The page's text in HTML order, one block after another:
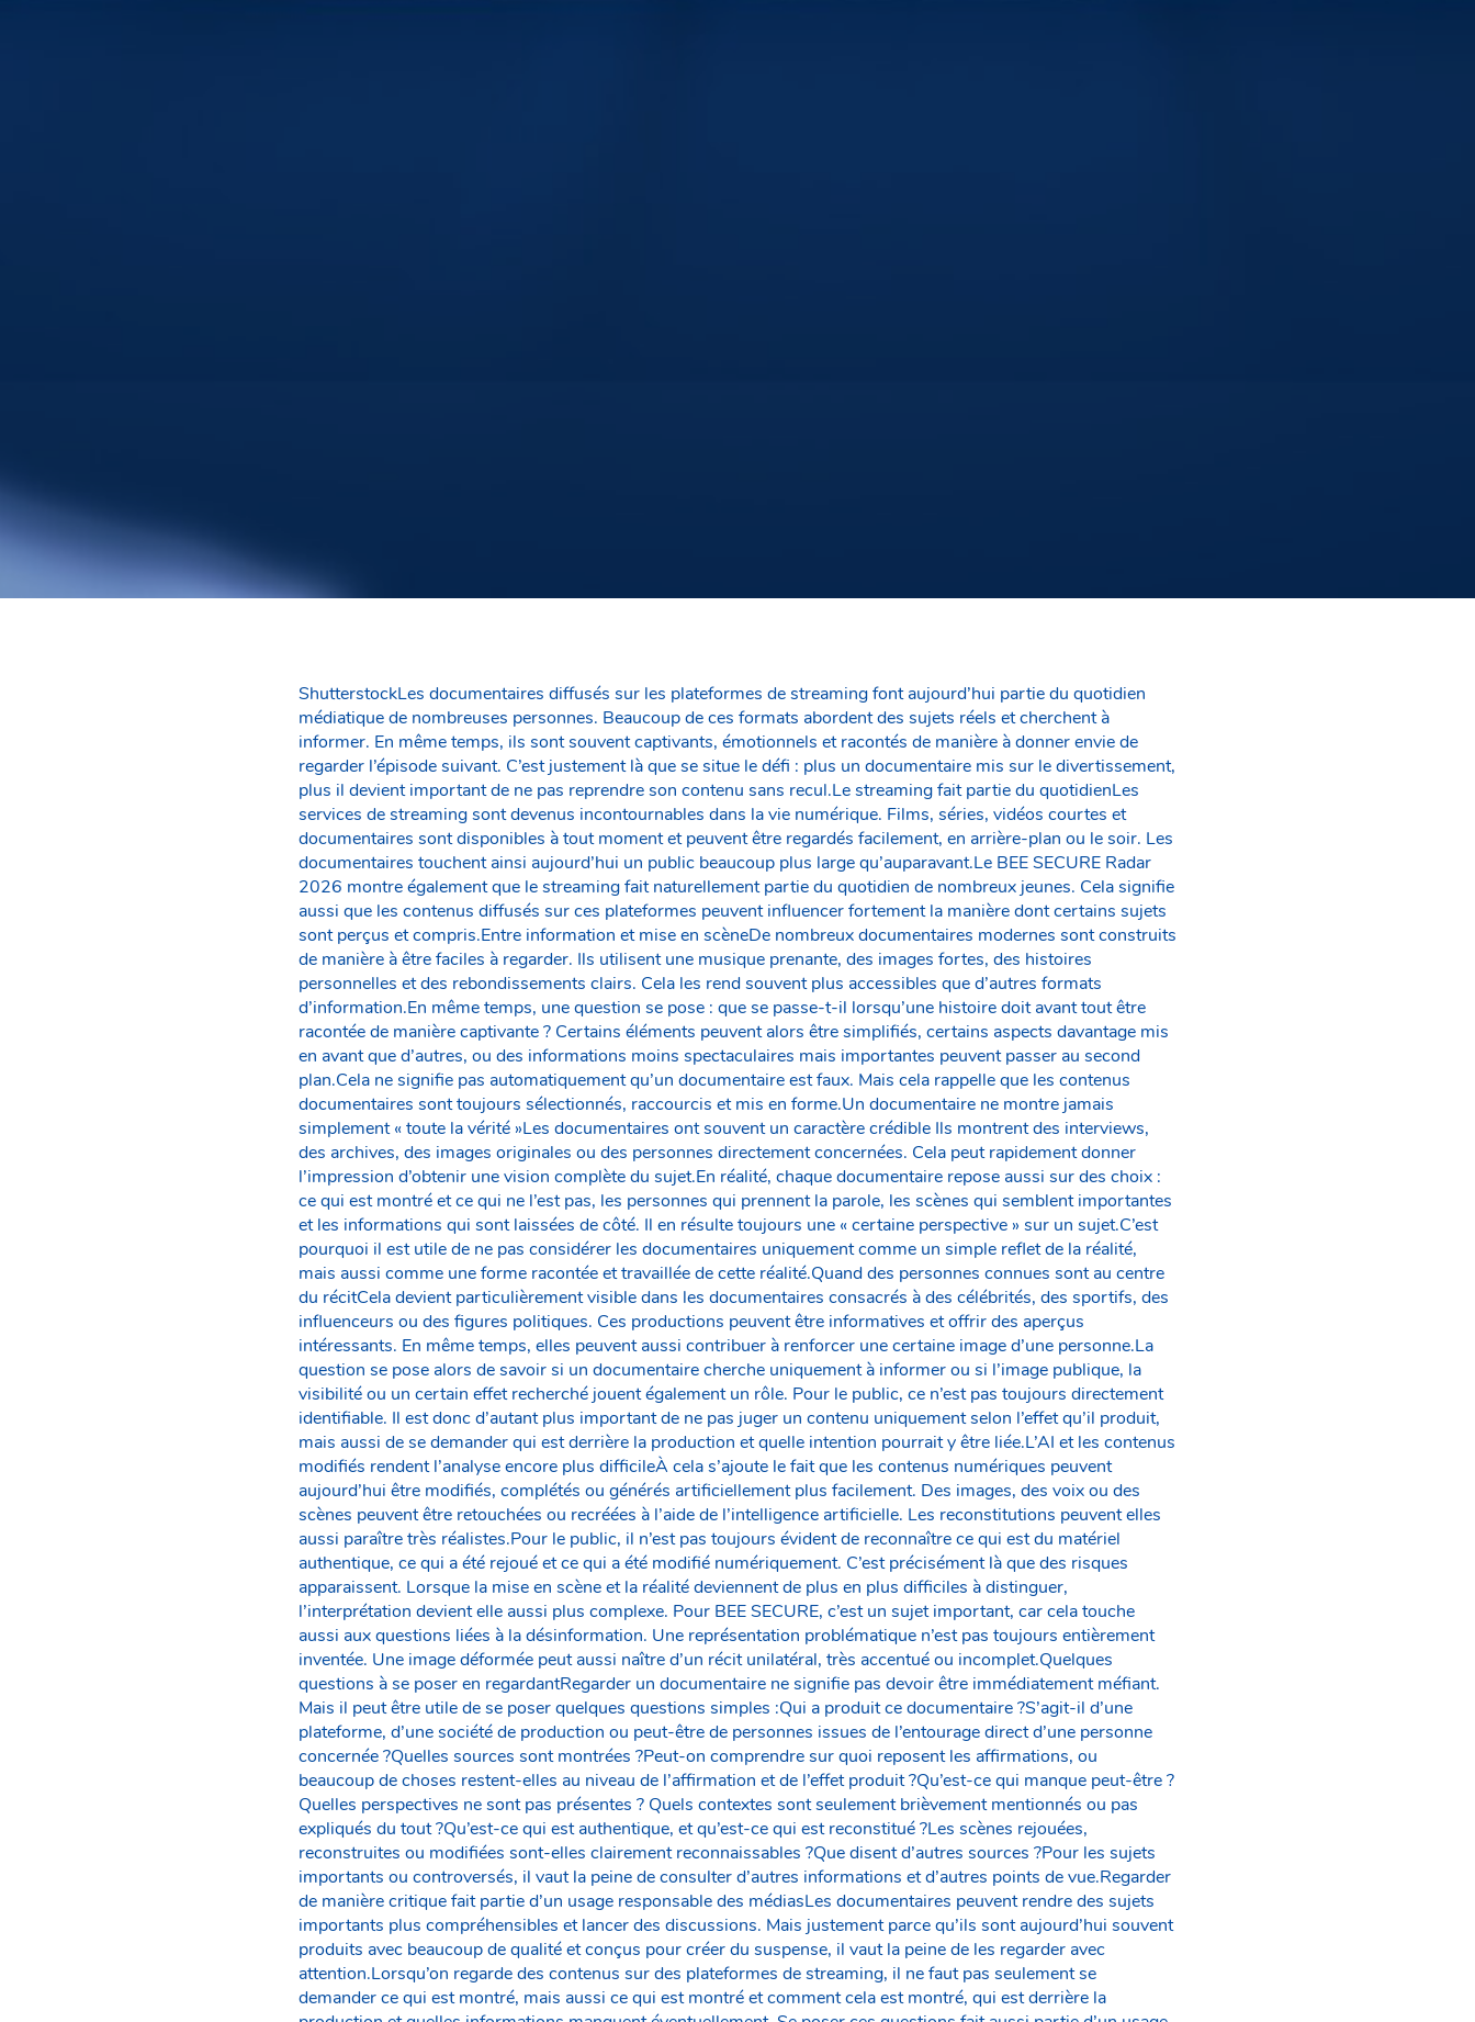
ShutterstockLes documentaires diffusés sur les plateformes de streaming font aujourd’hui partie du quotidien
médiatique de nombreuses personnes. Beaucoup de ces formats abordent des sujets réels et cherchent à
informer. En même temps, ils sont souvent captivants, émotionnels et racontés de manière à donner envie de
regarder l’épisode suivant. C’est justement là que se situe le défi : plus un documentaire mis sur le divertissement,
plus il devient important de ne pas reprendre son contenu sans recul.Le streaming fait partie du quotidienLes
services de streaming sont devenus incontournables dans la vie numérique. Films, séries, vidéos courtes et
documentaires sont disponibles à tout moment et peuvent être regardés facilement, en arrière-plan ou le soir. Les
documentaires touchent ainsi aujourd’hui un public beaucoup plus large qu’auparavant.Le BEE SECURE Radar
2026 montre également que le streaming fait naturellement partie du quotidien de nombreux jeunes. Cela signifie
aussi que les contenus diffusés sur ces plateformes peuvent influencer fortement la manière dont certains sujets
sont perçus et compris.Entre information et mise en scèneDe nombreux documentaires modernes sont construits
de manière à être faciles à regarder. Ils utilisent une musique prenante, des images fortes, des histoires
personnelles et des rebondissements clairs. Cela les rend souvent plus accessibles que d’autres formats
d’information.En même temps, une question se pose : que se passe-t-il lorsqu’une histoire doit avant tout être
racontée de manière captivante ? Certains éléments peuvent alors être simplifiés, certains aspects davantage mis
en avant que d’autres, ou des informations moins spectaculaires mais importantes peuvent passer au second
plan.Cela ne signifie pas automatiquement qu’un documentaire est faux. Mais cela rappelle que les contenus
documentaires sont toujours sélectionnés, raccourcis et mis en forme.Un documentaire ne montre jamais
simplement « toute la vérité »Les documentaires ont souvent un caractère crédible Ils montrent des interviews,
des archives, des images originales ou des personnes directement concernées. Cela peut rapidement donner
l’impression d’obtenir une vision complète du sujet.En réalité, chaque documentaire repose aussi sur des choix :
ce qui est montré et ce qui ne l’est pas, les personnes qui prennent la parole, les scènes qui semblent importantes
et les informations qui sont laissées de côté. Il en résulte toujours une « certaine perspective » sur un sujet.C’est
pourquoi il est utile de ne pas considérer les documentaires uniquement comme un simple reflet de la réalité,
mais aussi comme une forme racontée et travaillée de cette réalité.Quand des personnes connues sont au centre
du récitCela devient particulièrement visible dans les documentaires consacrés à des célébrités, des sportifs, des
influenceurs ou des figures politiques. Ces productions peuvent être informatives et offrir des aperçus
intéressants. En même temps, elles peuvent aussi contribuer à renforcer une certaine image d’une personne.La
question se pose alors de savoir si un documentaire cherche uniquement à informer ou si l’image publique, la
visibilité ou un certain effet recherché jouent également un rôle. Pour le public, ce n’est pas toujours directement
identifiable. Il est donc d’autant plus important de ne pas juger un contenu uniquement selon l’effet qu’il produit,
mais aussi de se demander qui est derrière la production et quelle intention pourrait y être liée.L’AI et les contenus
modifiés rendent l’analyse encore plus difficileÀ cela s’ajoute le fait que les contenus numériques peuvent
aujourd’hui être modifiés, complétés ou générés artificiellement plus facilement. Des images, des voix ou des
scènes peuvent être retouchées ou recréées à l’aide de l’intelligence artificielle. Les reconstitutions peuvent elles
aussi paraître très réalistes.Pour le public, il n’est pas toujours évident de reconnaître ce qui est du matériel
authentique, ce qui a été rejoué et ce qui a été modifié numériquement. C’est précisément là que des risques
apparaissent. Lorsque la mise en scène et la réalité deviennent de plus en plus difficiles à distinguer,
l’interprétation devient elle aussi plus complexe. Pour BEE SECURE, c’est un sujet important, car cela touche
aussi aux questions liées à la désinformation. Une représentation problématique n’est pas toujours entièrement
inventée. Une image déformée peut aussi naître d’un récit unilatéral, très accentué ou incomplet.Quelques
questions à se poser en regardantRegarder un documentaire ne signifie pas devoir être immédiatement méfiant.
Mais il peut être utile de se poser quelques questions simples :Qui a produit ce documentaire ?S’agit-il d’une
plateforme, d’une société de production ou peut-être de personnes issues de l’entourage direct d’une personne
concernée ?Quelles sources sont montrées ?Peut-on comprendre sur quoi reposent les affirmations, ou
beaucoup de choses restent-elles au niveau de l’affirmation et de l’effet produit ?Qu’est-ce qui manque peut-être ?
Quelles perspectives ne sont pas présentes ? Quels contextes sont seulement brièvement mentionnés ou pas
expliqués du tout ?Qu’est-ce qui est authentique, et qu’est-ce qui est reconstitué ?Les scènes rejouées,
reconstruites ou modifiées sont-elles clairement reconnaissables ?Que disent d’autres sources ?Pour les sujets
importants ou controversés, il vaut la peine de consulter d’autres informations et d’autres points de vue.Regarder
de manière critique fait partie d’un usage responsable des médiasLes documentaires peuvent rendre des sujets
importants plus compréhensibles et lancer des discussions. Mais justement parce qu’ils sont aujourd’hui souvent
produits avec beaucoup de qualité et conçus pour créer du suspense, il vaut la peine de les regarder avec
attention.Lorsqu’on regarde des contenus sur des plateformes de streaming, il ne faut pas seulement se
demander ce qui est montré, mais aussi ce qui est montré et comment cela est montré, qui est derrière la